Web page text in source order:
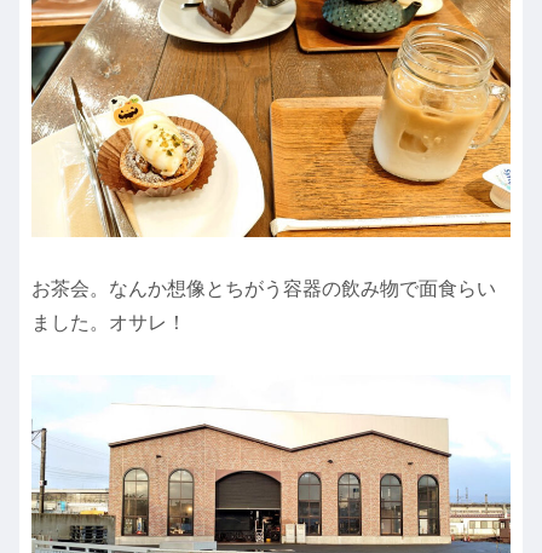
お茶会。なんか想像とちがう容器の飲み物で面食らい
ました。オサレ！